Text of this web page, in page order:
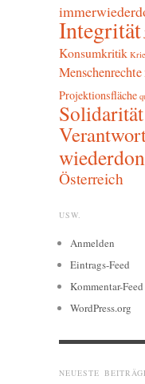
Integrität
Konsumkritik
Menschenrechte
Projektionsfläche
Solidarität
Österreich
USW.
Anmelden
Eintrags-Feed
Kommentar-Feed
WordPress.org
NEUESTE